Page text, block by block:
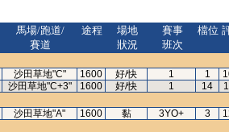
馬場/跑道/
賽道
途程
場地
狀況
賽事
班次
檔位
沙田草地"C" 1600 好/快 1 1
沙田草地"C+3" 1600 好/快 1 14
沙田草地"A" 1600 黏 3YO+ 3